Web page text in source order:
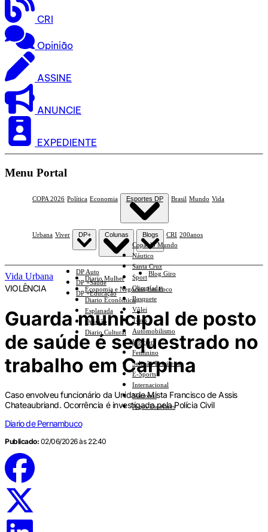
CRI
Opinião
ASSINE
ANUNCIE
EXPEDIENTE
Menu Portal
COPA 2026 Política Economia Esportes DP
Copa do Mundo
Náutico
Santa Cruz
Sport
Olimpíadas
Basquete
Vôlei
Tênis
Automobilismo
Interior
Feminino
Seleção Brasileira
E-Sports
Internacional
Nacional
Jogos Escolares
Brasil Mundo Vida
Urbana Viver DP+
DP Auto
DP +Saúde
DP +Educação
Colunas
Diario Mulher
Economia e Negócios Em Foco
Diario Econômico
Esplanada
Opinião
Diario Cultural
Blogs
Blog Giro
CRI 200anos
Vida Urbana
VIOLÊNCIA
Guarda municipal de posto
de saúde é sequestrado no
trabalho em Carpina
Caso envolveu funcionário da Unidade Mista Francisco de Assis
Chateaubriand. Ocorrência é investigada pela Polícia Civil
Diario de Pernambuco
Publicado: 02/06/2026 às 22:40